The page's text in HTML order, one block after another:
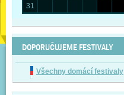
31
DOPORUČUJEME FESTIVALY
Všechny domácí festivaly